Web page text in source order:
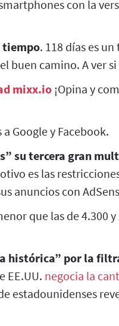
con la
tiempo. 118 días es
buen camino. A ver
mixx.io ¡Opina y
Google y Facebook.
su tercera gran
es las
anuncios con
que las de 4.300
histórica” por la
EE.UU. negocia la
estadounidenses